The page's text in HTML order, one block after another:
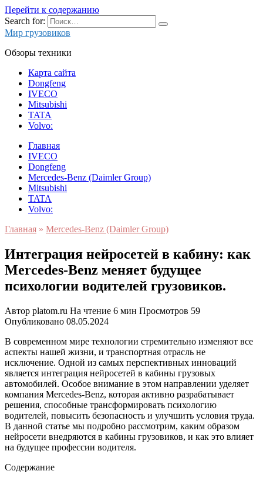
Перейти к содержанию
Search for:
Мир грузовиков
Обзоры техники
Карта сайта
Dongfeng
IVECO
Mitsubishi
TATA
Volvo:
Главная
IVECO
Dongfeng
Mercedes-Benz (Daimler Group)
Mitsubishi
TATA
Volvo:
Главная » Mercedes-Benz (Daimler Group)
Интеграция нейросетей в кабину: как
Mercedes-Benz меняет будущее
психологии водителей грузовиков.
Автор platom.ru На чтение 6 мин Просмотров 59
Опубликовано 08.05.2024
В современном мире технологии стремительно изменяют все
аспекты нашей жизни, и транспортная отрасль не
исключение. Одной из самых перспективных инноваций
является интеграция нейросетей в кабины грузовых
автомобилей. Особое внимание в этом направлении уделяет
компания Mercedes-Benz, которая активно разрабатывает
решения, способные трансформировать психологию
водителей, повысить безопасность и улучшить условия труда.
В данной статье мы подробно рассмотрим, каким образом
нейросети внедряются в кабины грузовиков, и как это влияет
на будущее профессии водителя.
Содержание